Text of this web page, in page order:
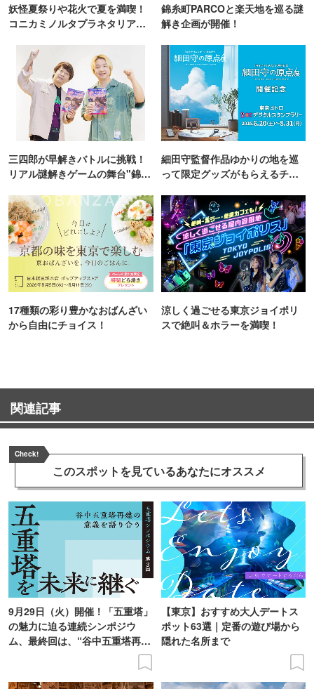
妖怪夏祭りや花火で夏を満喫！
コニカミノルタプラネタリア
錦糸町PARCOと楽天地を巡る謎
解き企画が開催！
三四郎が早解きバトルに挑戦！
リアル謎解きゲームの舞台"錦糸
細田守監督作品ゆかりの地を巡
って限定グッズがもらえるチャ
17種類の彩り豊かなおばんざい
から自由にチョイス！
涼しく過ごせる東京ジョイポリ
スで絶叫＆ホラーを満喫！
関連記事
Check!
このスポットを見ているあなたにオススメ
9月29日（火）開催！「五重塔」
の魅力に迫る連続シンポジウ
ム、最終回は、“谷中五重塔再建
【東京】おすすめ大人デートス
ポット63選｜定番の遊び場から
隠れた名所まで